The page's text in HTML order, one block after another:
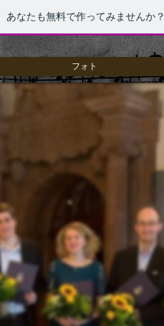
あなたも無料で作ってみませんか？
フォト